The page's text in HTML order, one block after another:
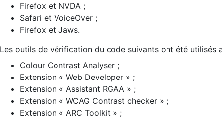
Firefox et NVDA ;
Safari et VoiceOver ;
Firefox et Jaws.
Les outils de vérification du code suivants ont été utilisés
Colour Contrast Analyser ;
Extension « Web Developer » ;
Extension « Assistant RGAA » ;
Extension « WCAG Contrast checker » ;
Extension « ARC Toolkit » ;